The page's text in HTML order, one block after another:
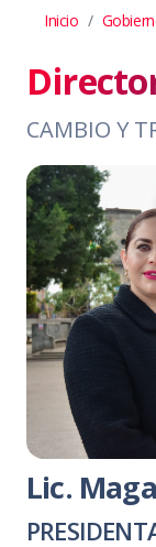
Inicio
CAMBIO Y
Lic.